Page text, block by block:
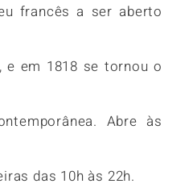
francês a ser aberto
e em 1818 se tornou o
Abre às
das 10h às 22h.